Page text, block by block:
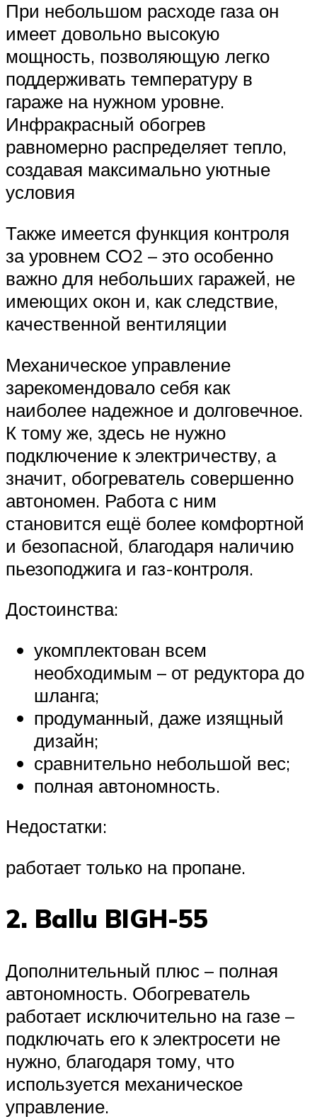
При небольшом расходе газа он
имеет довольно высокую
мощность, позволяющую легко
поддерживать температуру в
гараже на нужном уровне.
Инфракрасный обогрев
равномерно распределяет тепло,
создавая максимально уютные
условия
Также имеется функция контроля
за уровнем СО2 – это особенно
важно для небольших гаражей, не
имеющих окон и, как следствие,
качественной вентиляции
Механическое управление
зарекомендовало себя как
наиболее надежное и долговечное.
К тому же, здесь не нужно
подключение к электричеству, а
значит, обогреватель совершенно
автономен. Работа с ним
становится ещё более комфортной
и безопасной, благодаря наличию
пьезоподжига и газ-контроля.
Достоинства:
укомплектован всем
необходимым – от редуктора до
шланга;
продуманный, даже изящный
дизайн;
сравнительно небольшой вес;
полная автономность.
Недостатки:
работает только на пропане.
2. Ballu BIGH-55
Дополнительный плюс – полная
автономность. Обогреватель
работает исключительно на газе –
подключать его к электросети не
нужно, благодаря тому, что
используется механическое
управление.